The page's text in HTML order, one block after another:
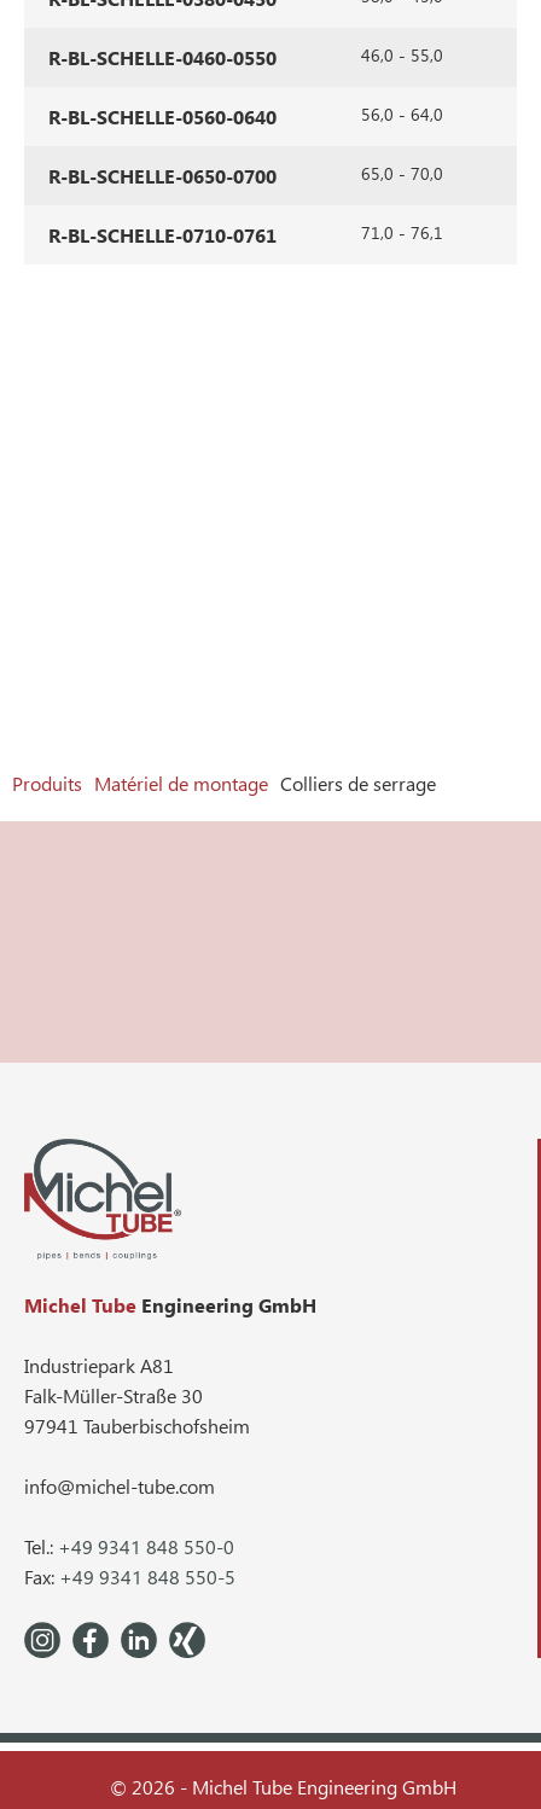
R-BL-SCHELLE-0460-0550 46,0 - 55,0
R-BL-SCHELLE-0560-0640 56,0 - 64,0
R-BL-SCHELLE-0650-0700 65,0 - 70,0
R-BL-SCHELLE-0710-0761 71,0 - 76,1
Produits Matériel de montage Colliers de serrage
Michel Tube Engineering GmbH
Industriepark A81
Falk-Müller-Straße 30
97941 Tauberbischofsheim
info@michel-tube.com
Tel.: +49 9341 848 550-0
Fax: +49 9341 848 550-5
© 2026 - Michel Tube Engineering GmbH